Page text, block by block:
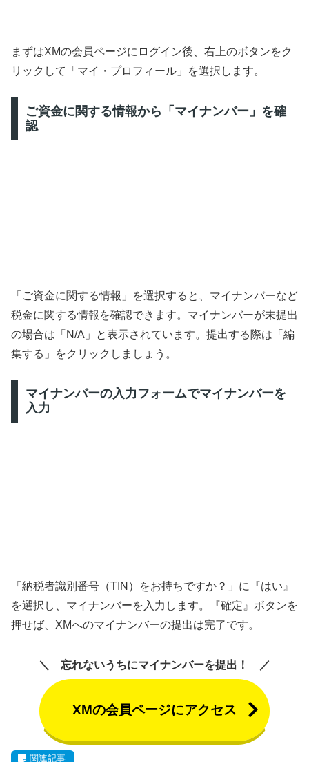
まずはXMの会員ページにログイン後、右上のボタンをク
リックして「マイ・プロフィール」を選択します。
ご資金に関する情報から「マイナンバー」を確
認
「ご資金に関する情報」を選択すると、マイナンバーなど
税金に関する情報を確認できます。マイナンバーが未提出
の場合は「N/A」と表示されています。提出する際は「編
集する」をクリックしましょう。
マイナンバーの入力フォームでマイナンバーを
入力
「納税者識別番号（TIN）をお持ちですか？」に『はい』
を選択し、マイナンバーを入力します。『確定』ボタンを
押せば、XMへのマイナンバーの提出は完了です。
忘れないうちにマイナンバーを提出！
XMの会員ページにアクセス